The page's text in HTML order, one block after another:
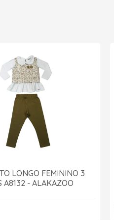
LONGO FEMININO 3
A8132 - ALAKAZOO